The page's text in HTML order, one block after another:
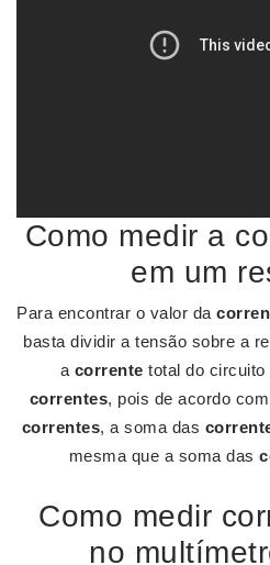
Como medir a
em um
Para encontrar o valor da
basta dividir a tensão sobre a
a corrente total do
correntes, pois de acordo
correntes, a soma das
mesma que a soma das
Como medir
no